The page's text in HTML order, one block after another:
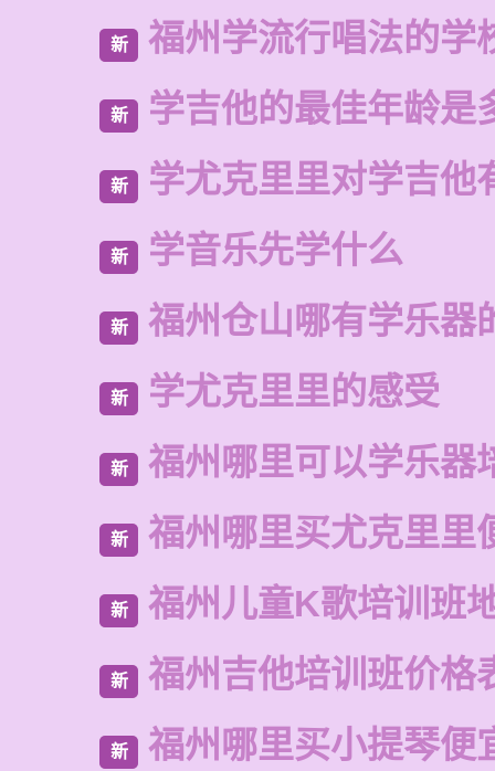
新 福州学流行唱法的学
新 学吉他的最佳年龄是
新 学尤克里里对学吉他
新 学音乐先学什么
新 福州仓山哪有学乐器
新 学尤克里里的感受
新 福州哪里可以学乐器
新 福州哪里买尤克里里
新 福州儿童K歌培训班
新 福州吉他培训班价格
新 福州哪里买小提琴便